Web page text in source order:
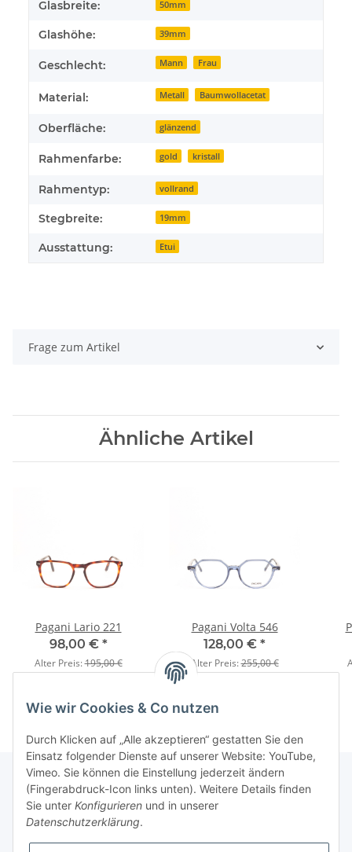
Glasbreite: 50mm
Glashöhe: 39mm
Geschlecht: Mann Frau
Material: Metall Baumwollacetat
Oberfläche: glänzend
Rahmenfarbe: gold kristall
Rahmentyp: vollrand
Stegbreite: 19mm
Ausstattung: Etui
Frage zum Artikel
Ähnliche Artikel
Pagani Lario 221
98,00 € *
Alter Preis:195,00 €
Pagani Volta 546
128,00 € *
Alter Preis:255,00 €
Fuss
Wie wir Cookies & Co nutzen
Durch Klicken auf „Alle akzeptieren“ gestatten Sie den
Einsatz folgender Dienste auf unserer Website: YouTube,
Vimeo. Sie können die Einstellung jederzeit ändern
(Fingerabdruck-Icon links unten). Weitere Details finden
Sie unter Konfigurieren und in unserer
Datenschutzerklärung.